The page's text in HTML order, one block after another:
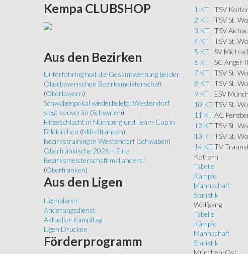
1 KT TSV
2 KT
TSV St.
3 KT
TSV
4 KT
TSV St.
5 KT
SV
6 KT
SC Anger II
7 KT
TSV St.
8 KT
TSV St.
9 KT
ESV
10 KTTSV St.
11 KTAC
12 KTTSV St.
13 KTTSV St.
14 KTTV
Kottern
Tabelle
Kämpfe
Mannschaft
Statistik
Wolfgang
Tabelle
Kämpfe
Mannschaft
Statistik
München-Ost
Kempa CLUBSHOP
Aus den Bezirken
Unterföhring holt die Gesamtwertung bei der
Oberbayerischen Bezirksmeisterschaft
(Oberbayern)
Schwabenpokal wiederbelebt: Westendorf
siegt souverän (Schwaben)
Hitzeschlacht in Nürnberg und Team-Cup in
Feldkirchen (Mittelfranken)
Bezirkstraining in Westendorf (Schwaben)
Oberfränkische 2026 – Eine
Bezirksmeisterschaft mal anders!
(Oberfranken)
Aus den Ligen
Ligenplaner
Änderungsdienst
Aktueller Kampftag
Ligen Drucken
Förderprogramm